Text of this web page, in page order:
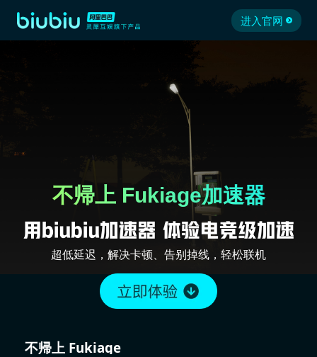
进入官网
不帰上 Fukiage加速器
超低延迟，解决卡顿、告别掉线，轻松联机
不帰上 Fukiage